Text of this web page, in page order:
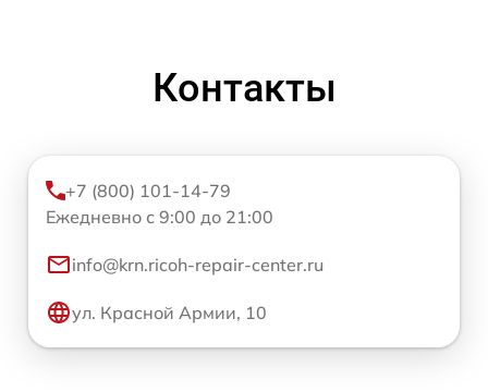
Контакты
+7 (800) 101-14-79
Ежедневно с 9:00 до 21:00
info@krn.ricoh-repair-center.ru
ул. Красной Армии, 10